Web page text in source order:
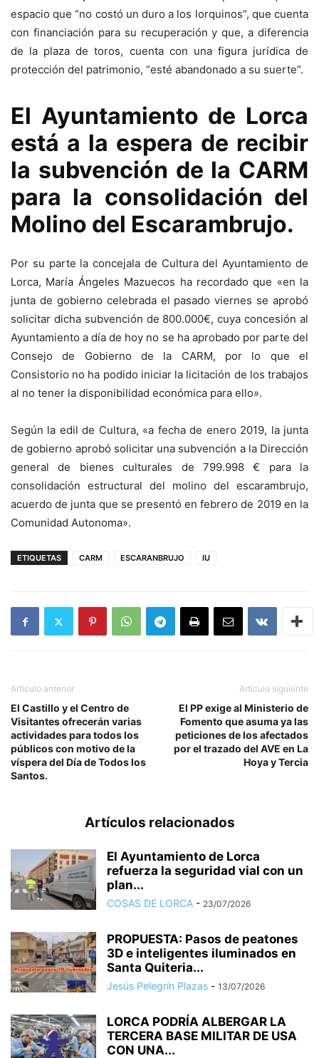
espacio que “no costó un duro a los lorquinos”, que cuenta
con financiación para su recuperación y que, a diferencia
de la plaza de toros, cuenta con una figura jurídica de
protección del patrimonio, “esté abandonado a su suerte”.
El Ayuntamiento de Lorca
está a la espera de recibir
la subvención de la CARM
para la consolidación del
Molino del Escarambrujo.
Por su parte la concejala de Cultura del Ayuntamiento de
Lorca, María Ángeles Mazuecos ha recordado que «en la
junta de gobierno celebrada el pasado viernes se aprobó
solicitar dicha subvención de 800.000€, cuya concesión al
Ayuntamiento a día de hoy no se ha aprobado por parte del
Consejo de Gobierno de la CARM, por lo que el
Consistorio no ha podido iniciar la licitación de los trabajos
al no tener la disponibilidad económica para ello».
Según la edil de Cultura, «a fecha de enero 2019, la junta
de gobierno aprobó solicitar una subvención a la Dirección
general de bienes culturales de 799.998 € para la
consolidación estructural del molino del escarambrujo,
acuerdo de junta que se presentó en febrero de 2019 en la
Comunidad Autonoma».
ETIQUETAS CARM ESCARANBRUJO IU
Artículo anterior
El Castillo y el Centro de
Visitantes ofrecerán varias
actividades para todos los
públicos con motivo de la
víspera del Día de Todos los
Santos.
Artículo siguiente
El PP exige al Ministerio de
Fomento que asuma ya las
peticiones de los afectados
por el trazado del AVE en La
Hoya y Tercia
Artículos relacionados
El Ayuntamiento de Lorca
refuerza la seguridad vial con un
plan...
COSAS DE LORCA - 23/07/2026
PROPUESTA: Pasos de peatones
3D e inteligentes iluminados en
Santa Quiteria...
Jesús Pelegrín Plazas - 13/07/2026
LORCA PODRÍA ALBERGAR LA
TERCERA BASE MILITAR DE USA
CON UNA...